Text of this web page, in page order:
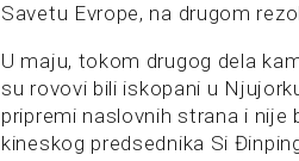
Savetu Evrope, na drugom
U maju, tokom drugog dela
su rovovi bili iskopani u
pripremi naslovnih strana i nije
kineskog predsednika Si